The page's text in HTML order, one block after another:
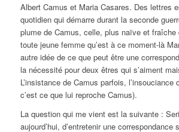
Albert Camus et Maria Casares. Des lettres
quotidien qui démarre durant la seconde
plume de Camus, celle, plus naïve et fraîche
toute jeune femme qu’est à ce moment-là
autre idée de ce que peut être une
la nécessité pour deux êtres qui s’aiment
L’insistance de Camus parfois, l’insouciance
c’est ce que lui reproche Camus).
La question qui me vient est la suivante :
aujourd’hui, d’entretenir une correspondance